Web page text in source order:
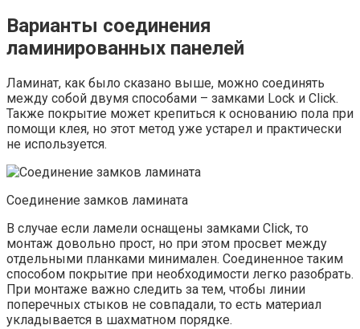
Варианты соединения
ламинированных панелей
Ламинат, как было сказано выше, можно соединять
между собой двумя способами – замками Lock и Click.
Также покрытие может крепиться к основанию пола при
помощи клея, но этот метод уже устарел и практически
не используется.
Соединение замков ламината
В случае если ламели оснащены замками Click, то
монтаж довольно прост, но при этом просвет между
отдельными планками минимален. Соединенное таким
способом покрытие при необходимости легко разобрать.
При монтаже важно следить за тем, чтобы линии
поперечных стыков не совпадали, то есть материал
укладывается в шахматном порядке.